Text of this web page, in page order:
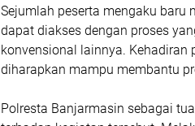
Sejumlah peserta mengaku baru
dapat diakses dengan proses
konvensional lainnya.
diharapkan mampu membantu
Polresta Banjarmasin sebagai